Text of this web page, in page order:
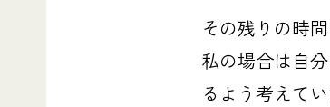
その残りの時
私の場合は自
るよう考えて